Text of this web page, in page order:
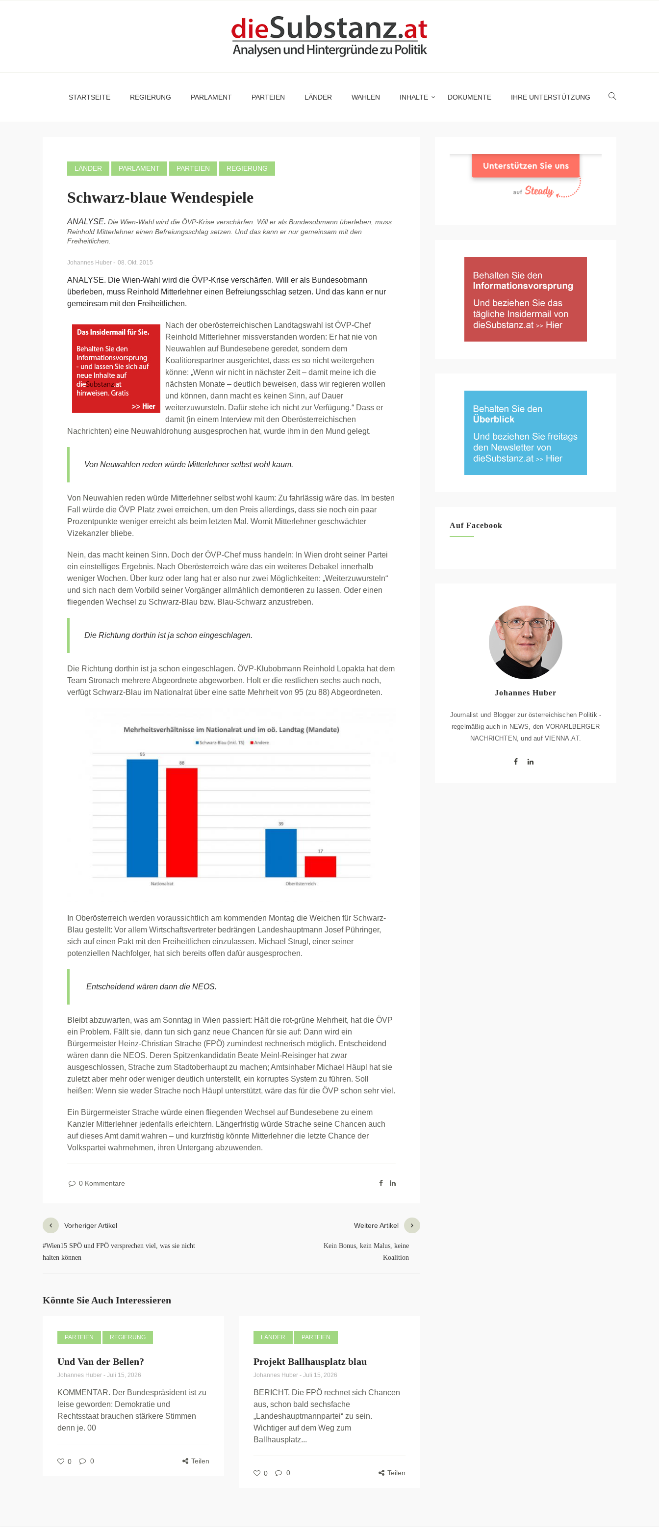
STARTSEITE REGIERUNG PARLAMENT PARTEIEN LÄNDER WAHLEN INHALTE DOKUMENTE IHRE UNTERSTÜTZUNG
LÄNDER PARLAMENT PARTEIEN REGIERUNG
Schwarz-blaue Wendespiele
ANALYSE. Die Wien-Wahl wird die ÖVP-Krise verschärfen. Will er als Bundesobmann überleben, muss
Reinhold Mitterlehner einen Befreiungsschlag setzen. Und das kann er nur gemeinsam mit den
Freiheitlichen.
Johannes Huber - 08. Okt. 2015
ANALYSE. Die Wien-Wahl wird die ÖVP-Krise verschärfen. Will er als Bundesobmann
überleben, muss Reinhold Mitterlehner einen Befreiungsschlag setzen. Und das kann er nur
gemeinsam mit den Freiheitlichen.
Nach der oberösterreichischen Landtagswahl ist ÖVP-Chef
Reinhold Mitterlehner missverstanden worden: Er hat nie von
Neuwahlen auf Bundesebene geredet, sondern dem
Koalitionspartner ausgerichtet, dass es so nicht weitergehen
könne: „Wenn wir nicht in nächster Zeit – damit meine ich die
nächsten Monate – deutlich beweisen, dass wir regieren wollen
und können, dann macht es keinen Sinn, auf Dauer
weiterzuwursteln. Dafür stehe ich nicht zur Verfügung.“ Dass er
damit (in einem Interview mit den Oberösterreichischen
Nachrichten) eine Neuwahldrohung ausgesprochen hat, wurde ihm in den Mund gelegt.
Von Neuwahlen reden würde Mitterlehner selbst wohl kaum.
Von Neuwahlen reden würde Mitterlehner selbst wohl kaum: Zu fahrlässig wäre das. Im besten
Fall würde die ÖVP Platz zwei erreichen, um den Preis allerdings, dass sie noch ein paar
Prozentpunkte weniger erreicht als beim letzten Mal. Womit Mitterlehner geschwächter
Vizekanzler bliebe.
Nein, das macht keinen Sinn. Doch der ÖVP-Chef muss handeln: In Wien droht seiner Partei
ein einstelliges Ergebnis. Nach Oberösterreich wäre das ein weiteres Debakel innerhalb
weniger Wochen. Über kurz oder lang hat er also nur zwei Möglichkeiten: „Weiterzuwursteln“
und sich nach dem Vorbild seiner Vorgänger allmählich demontieren zu lassen. Oder einen
fliegenden Wechsel zu Schwarz-Blau bzw. Blau-Schwarz anzustreben.
Die Richtung dorthin ist ja schon eingeschlagen.
Die Richtung dorthin ist ja schon eingeschlagen. ÖVP-Klubobmann Reinhold Lopakta hat dem
Team Stronach mehrere Abgeordnete abgeworben. Holt er die restlichen sechs auch noch,
verfügt Schwarz-Blau im Nationalrat über eine satte Mehrheit von 95 (zu 88) Abgeordneten.
In Oberösterreich werden voraussichtlich am kommenden Montag die Weichen für Schwarz-
Blau gestellt: Vor allem Wirtschaftsvertreter bedrängen Landeshauptmann Josef Pühringer,
sich auf einen Pakt mit den Freiheitlichen einzulassen. Michael Strugl, einer seiner
potenziellen Nachfolger, hat sich bereits offen dafür ausgesprochen.
Entscheidend wären dann die NEOS.
Bleibt abzuwarten, was am Sonntag in Wien passiert: Hält die rot-grüne Mehrheit, hat die ÖVP
ein Problem. Fällt sie, dann tun sich ganz neue Chancen für sie auf: Dann wird ein
Bürgermeister Heinz-Christian Strache (FPÖ) zumindest rechnerisch möglich. Entscheidend
wären dann die NEOS. Deren Spitzenkandidatin Beate Meinl-Reisinger hat zwar
ausgeschlossen, Strache zum Stadtoberhaupt zu machen; Amtsinhaber Michael Häupl hat sie
zuletzt aber mehr oder weniger deutlich unterstellt, ein korruptes System zu führen. Soll
heißen: Wenn sie weder Strache noch Häupl unterstützt, wäre das für die ÖVP schon sehr viel.
Ein Bürgermeister Strache würde einen fliegenden Wechsel auf Bundesebene zu einem
Kanzler Mitterlehner jedenfalls erleichtern. Längerfristig würde Strache seine Chancen auch
auf dieses Amt damit wahren – und kurzfristig könnte Mitterlehner die letzte Chance der
Volkspartei wahrnehmen, ihren Untergang abzuwenden.
0 Kommentare
Vorheriger Artikel
#Wien15 SPÖ und FPÖ versprechen viel, was sie nicht
halten können
Weitere Artikel
Kein Bonus, kein Malus, keine
Koalition
Könnte Sie Auch Interessieren
PARTEIEN REGIERUNG
Und Van der Bellen?
Johannes Huber - Juli 15, 2026
KOMMENTAR. Der Bundespräsident ist zu
leise geworden: Demokratie und
Rechtsstaat brauchen stärkere Stimmen
denn je. 00
0 0 Teilen
LÄNDER PARTEIEN
Projekt Ballhausplatz blau
Johannes Huber - Juli 15, 2026
BERICHT. Die FPÖ rechnet sich Chancen
aus, schon bald sechsfache
„Landeshauptmannpartei“ zu sein.
Wichtiger auf dem Weg zum
Ballhausplatz...
0 0 Teilen
Auf Facebook
Johannes Huber
Journalist und Blogger zur österreichischen Politik -
regelmäßig auch in NEWS, den VORARLBERGER
NACHRICHTEN, und auf VIENNA.AT.